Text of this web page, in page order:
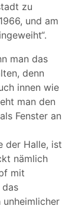
zu
und am
man das
denn
innen wie
man den
Fenster an
der Halle, ist
nämlich
mit